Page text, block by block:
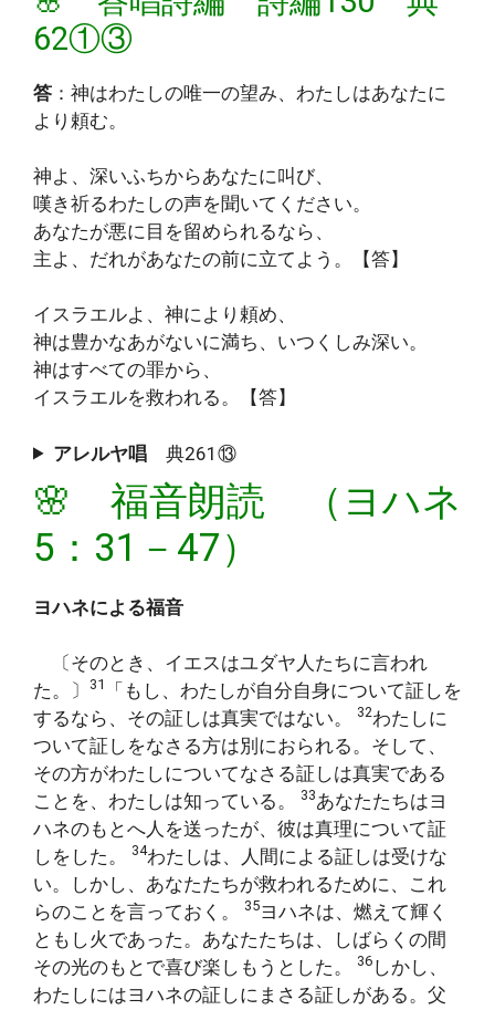
62①③
答 ：神はわたしの唯一の望み、わたしはあなたに
より頼む。
神よ、深いふちからあなたに叫び、
嘆き祈るわたしの声を聞いてください。
あなたが悪に目を留められるなら、
主よ、だれがあなたの前に立てよう。【答】
イスラエルよ、神により頼め、
神は豊かなあがないに満ち、いつくしみ深い。
神はすべての罪から、
イスラエルを救われる。【答】
アレルヤ唱 典261⑬
🌸 福音朗読 （ヨハネ
5：31－47）
ヨハネによる福音
〔そのとき、イエスはユダヤ人たちに言われ
た。〕
31
「もし、わたしが自分自身について証しを
するなら、その証しは真実ではない。
32わたしに
ついて証しをなさる方は別におられる。そして、
その方がわたしについてなさる証しは真実である
ことを、わたしは知っている。
33あなたたちはヨ
ハネのもとへ人を送ったが、彼は真理について証
しをした。
34わたしは、人間による証しは受けな
い。しかし、あなたたちが救われるために、これ
らのことを言っておく。
35ヨハネは、燃えて輝く
ともし火であった。あなたたちは、しばらくの間
その光のもとで喜び楽しもうとした。
36 しかし、
わたしにはヨハネの証しにまさる証しがある。父